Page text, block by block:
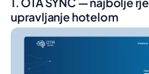
upravljanje hotelom